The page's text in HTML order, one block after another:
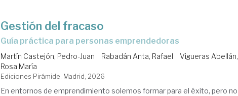
Gestión del fracaso
Guía práctica para personas emprendedoras
Martín Castejón, Pedro-Juan Rabadán Anta, Rafael
Vigueras Abellán,
Rosa María
Ediciones Pirámide. Madrid, 2026
En entornos de emprendimiento solemos formar para el éxito, pero no